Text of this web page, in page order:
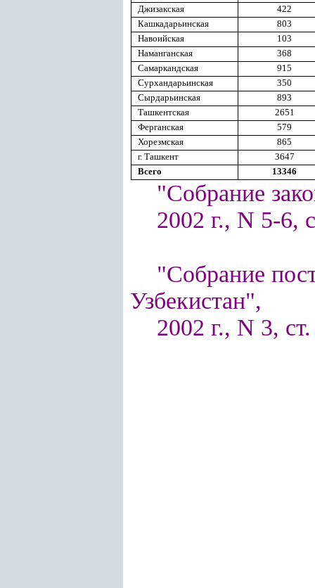
Джизакская
422
Кашкадарьинская
803
Навоийская
103
Наманганская
368
Самаркандская
915
Сурхандарьинская
350
Сырдарьинская
893
Ташкентская
2651
Ферганская
579
Хорезмская
865
г. Ташкент
3647
Всего
13346
"Собрание
2002 г., N 5-6,
"Собрание
Узбекистан",
2002 г., N 3,